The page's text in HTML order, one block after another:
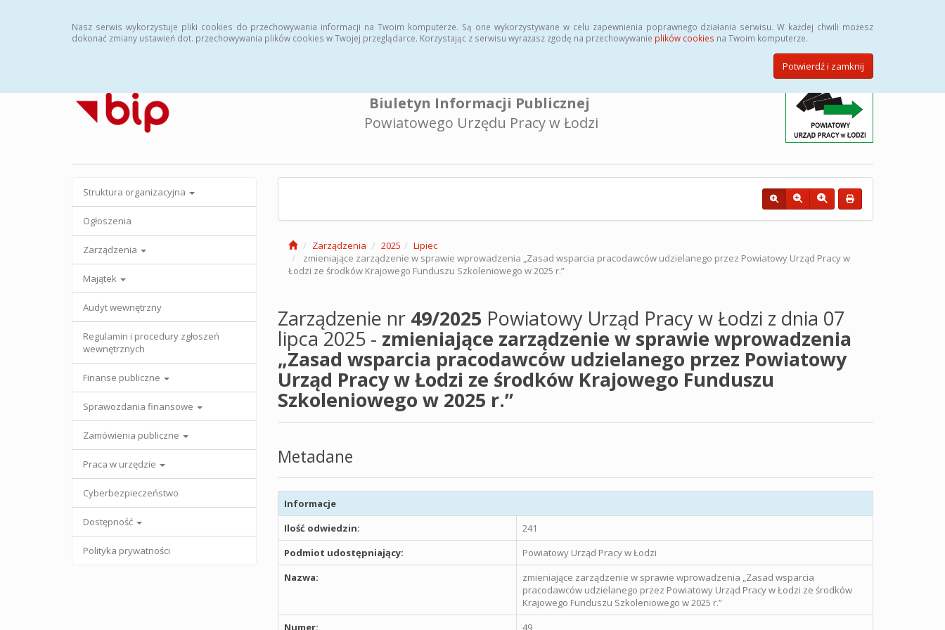
Nasz serwis wykorzystuje pliki cookies do przechowywania informacji na Twoim komputerze. Są one wykorzystywane w celu zapewnienia poprawnego działania serwisu. W każdej chwili możesz
dokonać zmiany ustawień dot. przechowywania plików cookies w Twojej przeglądarce. Korzystając z serwisu wyrażasz zgodę na przechowywanie plików cookies na Twoim komputerze.
Potwierdź i zamknij
Biuletyn Informacji Publicznej
Powiatowego Urzędu Pracy w Łodzi
Struktura organizacyjna
Ogłoszenia
Zarządzenia
Majątek
Audyt wewnętrzny
Regulamin i procedury zgłoszeń
wewnętrznych
Finanse publiczne
Sprawozdania finansowe
Zamówienia publiczne
Praca w urzędzie
Cyberbezpieczeństwo
Dostępność
Polityka prywatności
Zarządzenia 2025
Lipiec
zmieniające zarządzenie w sprawie wprowadzenia „Zasad wsparcia pracodawców udzielanego przez Powiatowy Urząd Pracy w
Łodzi ze środków Krajowego Funduszu Szkoleniowego w 2025 r.”
Zarządzenie nr 49/2025 Powiatowy Urząd Pracy w Łodzi z dnia 07
lipca 2025 - zmieniające zarządzenie w sprawie wprowadzenia
„Zasad wsparcia pracodawców udzielanego przez Powiatowy
Urząd Pracy w Łodzi ze środków Krajowego Funduszu
Szkoleniowego w 2025 r.”
Metadane
Informacje
Ilość odwiedzin:
241
Podmiot udostępniający:
Powiatowy Urząd Pracy w Łodzi
Nazwa:
zmieniające zarządzenie w sprawie wprowadzenia „Zasad wsparcia
pracodawców udzielanego przez Powiatowy Urząd Pracy w Łodzi ze środków
Krajowego Funduszu Szkoleniowego w 2025 r.”
Numer:
49